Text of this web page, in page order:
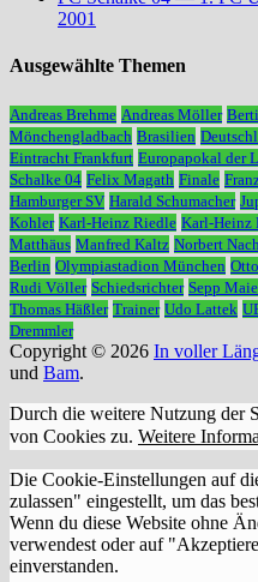
2001
Ausgewählte Themen
Andreas Brehme Andreas Möller
Mönchengladbach Brasilien
Eintracht Frankfurt Europapokal der
Schalke 04 Felix Magath Finale
Hamburger SV Harald Schumacher
Kohler Karl-Heinz Riedle Karl-Heinz
Matthäus Manfred Kaltz Norbert
Berlin Olympiastadion München
Rudi Völler Schiedsrichter Sepp
Thomas Häßler Trainer Udo Lattek
Dremmler
Copyright © 2026 In voller
und Bam.
Durch die weitere Nutzung der
von Cookies zu. Weitere
Die Cookie-Einstellungen auf
zulassen" eingestellt, um das
Wenn du diese Website ohne
verwendest oder auf
einverstanden.